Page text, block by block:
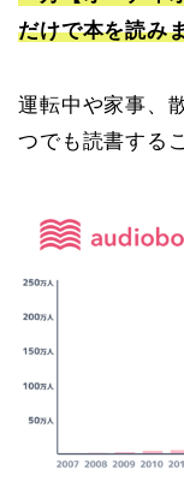
だけで本を読み
運転中や家事、
つでも読書する